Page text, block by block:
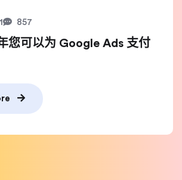
857
您可以为 Google Ads 支付